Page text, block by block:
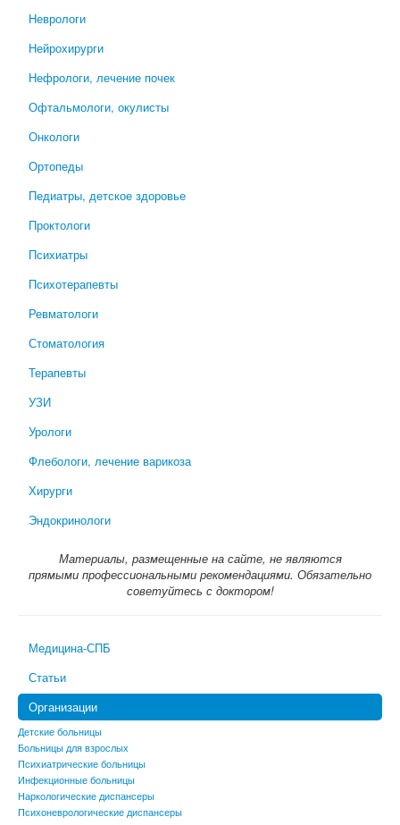
Неврологи
Нейрохирурги
Нефрологи, лечение почек
Офтальмологи, окулисты
Онкологи
Ортопеды
Педиатры, детское здоровье
Проктологи
Психиатры
Психотерапевты
Ревматологи
Стоматология
Терапевты
УЗИ
Урологи
Флебологи, лечение варикоза
Хирурги
Эндокринологи
Материалы, размещенные на сайте, не являются
прямыми профессиональными рекомендациями. Обязательно
советуйтесь с доктором!
Медицина-СПБ
Статьи
Организации
Детские больницы
Больницы для взрослых
Психиатрические больницы
Инфекционные больницы
Наркологические диспансеры
Психоневрологические диспансеры